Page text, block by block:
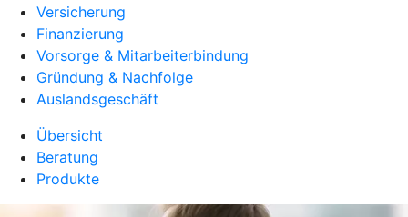
Versicherung
Finanzierung
Vorsorge & Mitarbeiterbindung
Gründung & Nachfolge
Auslandsgeschäft
Übersicht
Beratung
Produkte